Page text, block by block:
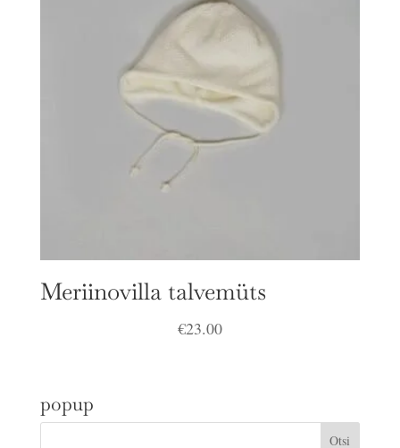
Meriinovilla talvemüts
€23.00
popup